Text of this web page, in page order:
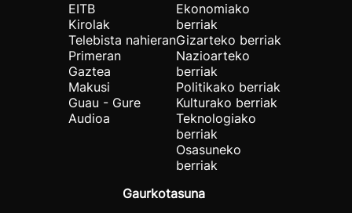
EITB
Kirolak
Telebista nahieran
Primeran
Gaztea
Makusi
Guau - Gure
Audioa
Ekonomiako
berriak
Gizarteko berriak
Nazioarteko
berriak
Politikako berriak
Kulturako berriak
Teknologiako
berriak
Osasuneko
berriak
Gaurkotasuna